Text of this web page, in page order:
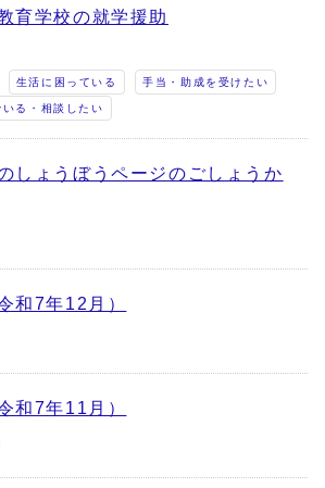
育学校の就学援助
生活に困っている 手当・助成を受けたい
いる・相談したい
しょうぼうページのごしょうか
和7年12月）
和7年11月）